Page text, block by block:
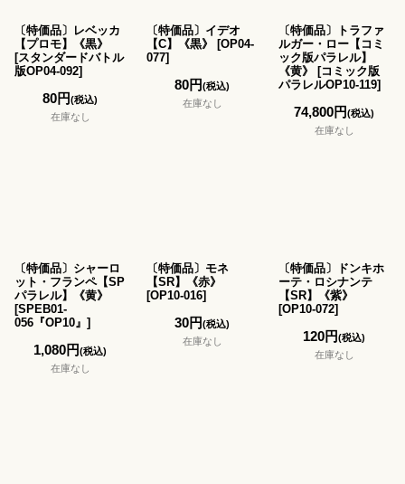
〔特価品〕レベッカ
【プロモ】《黒》
[スタンダードバトル
版OP04-092]
80円(税込)
在庫なし
〔特価品〕イデオ
【C】《黒》
[OP04-
077]
80円(税込)
在庫なし
〔特価品〕トラファ
ルガー・ロー【コミ
ック版パラレル】
《黄》
[コミック版
パラレルOP10-119]
74,800円(税込)
在庫なし
〔特価品〕シャーロ
ット・フランペ【SP
パラレル】《黄》
[SPEB01-
056『OP10』 ]
1,080円(税込)
在庫なし
〔特価品〕モネ
【SR】《赤》
[OP10-016]
30円(税込)
在庫なし
〔特価品〕ドンキホ
ーテ・ロシナンテ
【SR】《紫》
[OP10-072]
120円(税込)
在庫なし